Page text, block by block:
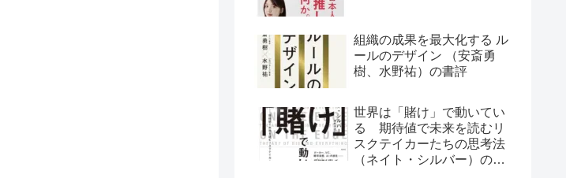
組織の成果を最大化する ル
ールのデザイン （安斎勇
樹、水野祐）の書評
世界は「賭け」で動いてい
る 期待値で未来を読むリ
スクテイカーたちの思考法
（ネイト・シルバー）の書